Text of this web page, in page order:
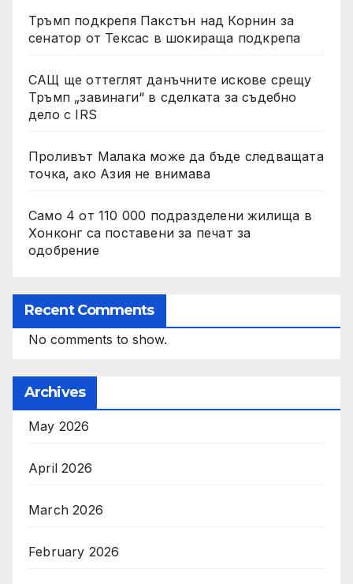
Тръмп подкрепя Пакстън над Корнин за
сенатор от Тексас в шокираща подкрепа
САЩ ще оттеглят данъчните искове срещу
Тръмп „завинаги“ в сделката за съдебно
дело с IRS
Проливът Малака може да бъде следващата
точка, ако Азия не внимава
Само 4 от 110 000 подразделени жилища в
Хонконг са поставени за печат за
одобрение
Recent Comments
No comments to show.
Archives
May 2026
April 2026
March 2026
February 2026